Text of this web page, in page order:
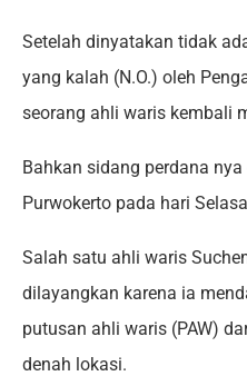
Setelah dinyatakan tidak
yang kalah (N.O.) oleh
seorang ahli waris kembali
Bahkan sidang perdana
Purwokerto pada hari
Salah satu ahli waris
dilayangkan karena ia
putusan ahli waris (PAW)
denah lokasi.